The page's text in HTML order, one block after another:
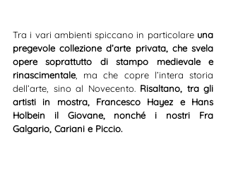
Tra i vari ambienti spiccano in particolare una
pregevole collezione d’arte privata, che svela
opere soprattutto di stampo medievale e
rinascimentale, ma che copre l’intera storia
dell’arte, sino al Novecento. Risaltano, tra gli
artisti in mostra, Francesco Hayez e Hans
Holbein il Giovane, nonché i nostri Fra
Galgario, Cariani e Piccio.